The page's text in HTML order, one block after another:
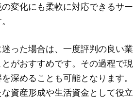
変化にも柔軟に対応できるサー
った場合は、一度評判の良い業
がおすすめです。その過程で現
深めることも可能となります。
資産形成や生活資金として役立